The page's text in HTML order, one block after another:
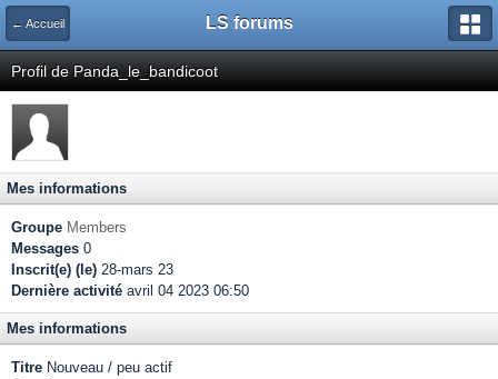
← Accueil LS forums
Profil de Panda_le_bandicoot
Mes informations
Groupe Members
Messages 0
Inscrit(e) (le) 28-mars 23
Dernière activité avril 04 2023 06:50
Mes informations
Titre Nouveau / peu actif